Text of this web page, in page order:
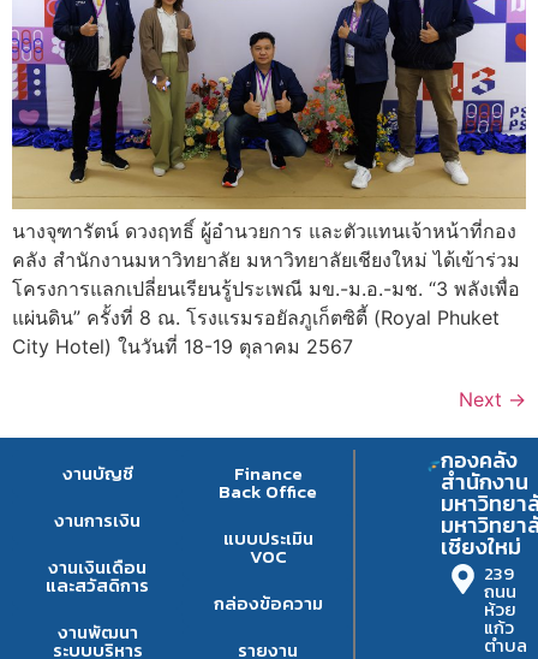
นางจุฑารัตน์ ดวงฤทธิ์ ผู้อำนวยการ และตัวแทนเจ้าหน้าที่กอง
คลัง สำนักงานมหาวิทยาลัย มหาวิทยาลัยเชียงใหม่ ได้เข้าร่วม
โครงการแลกเปลี่ยนเรียนรู้ประเพณี มข.-ม.อ.-มช. “3 พลังเพื่อ
แผ่นดิน” ครั้งที่ 8 ณ. โรงแรมรอยัลภูเก็ตซิตี้ (Royal Phuket
City Hotel) ในวันที่ 18-19 ตุลาคม 2567
Next →
งานบัญชี
งานการเงิน
งานเงินเดือน
และสวัสดิการ
งานพัฒนา
ระบบบริหาร
Finance
Back Office
แบบประเมิน
VOC
กล่องข้อความ
รายงาน
กองคลัง
สำนักงาน
มหาวิทยา
มหาวิทยา
เชียงใหม่
239
ถนน
ห้วย
แก้ว
ตำบล